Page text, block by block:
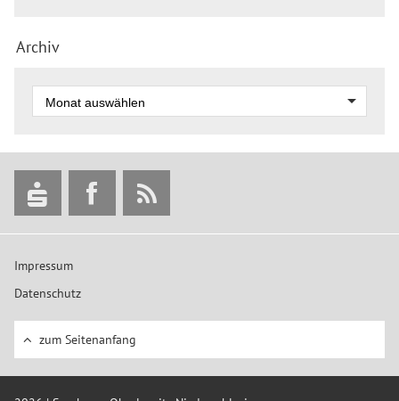
Archiv
Impressum
Datenschutz
zum Seitenanfang